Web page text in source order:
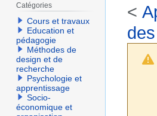
<
Catégories
Cours et travaux
Education et
pédagogie
Méthodes de
design et de
recherche
Psychologie et
apprentissage
Socio-
économique et